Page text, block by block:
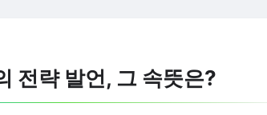
전략 발언, 그 속뜻은?